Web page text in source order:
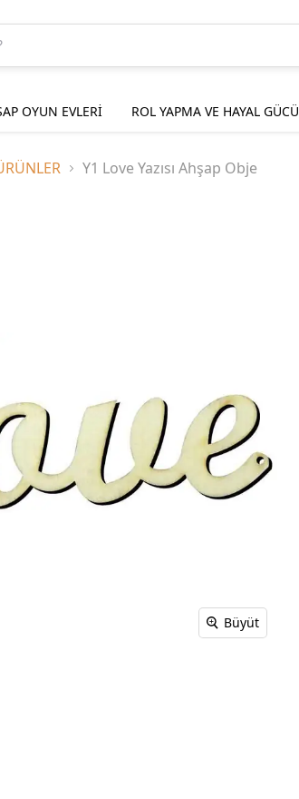
OYUN EVLERİ ROL YAPMA VE HAYAL GÜCÜ
Y1 Love Yazısı Ahşap Obje
Büyüt